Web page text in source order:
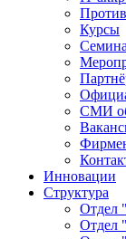
Курсы
СМИ
Инновации
Структура
Отдел
Отдел